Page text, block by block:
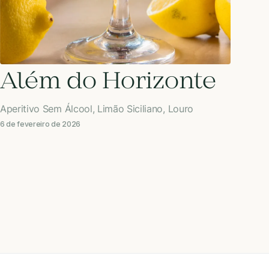
Além do Horizonte
Aperitivo Sem Álcool, Limão Siciliano, Louro
6 de fevereiro de 2026